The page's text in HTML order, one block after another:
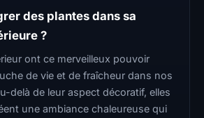
des plantes dans sa
?
ont ce merveilleux pouvoir
de vie et de fraîcheur dans nos
delà de leur aspect décoratif, elles
une ambiance chaleureuse qui